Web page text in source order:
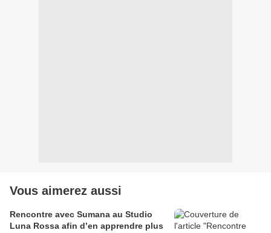
Vous aimerez aussi
Rencontre avec Sumana au Studio
Luna Rossa afin d’en apprendre plus